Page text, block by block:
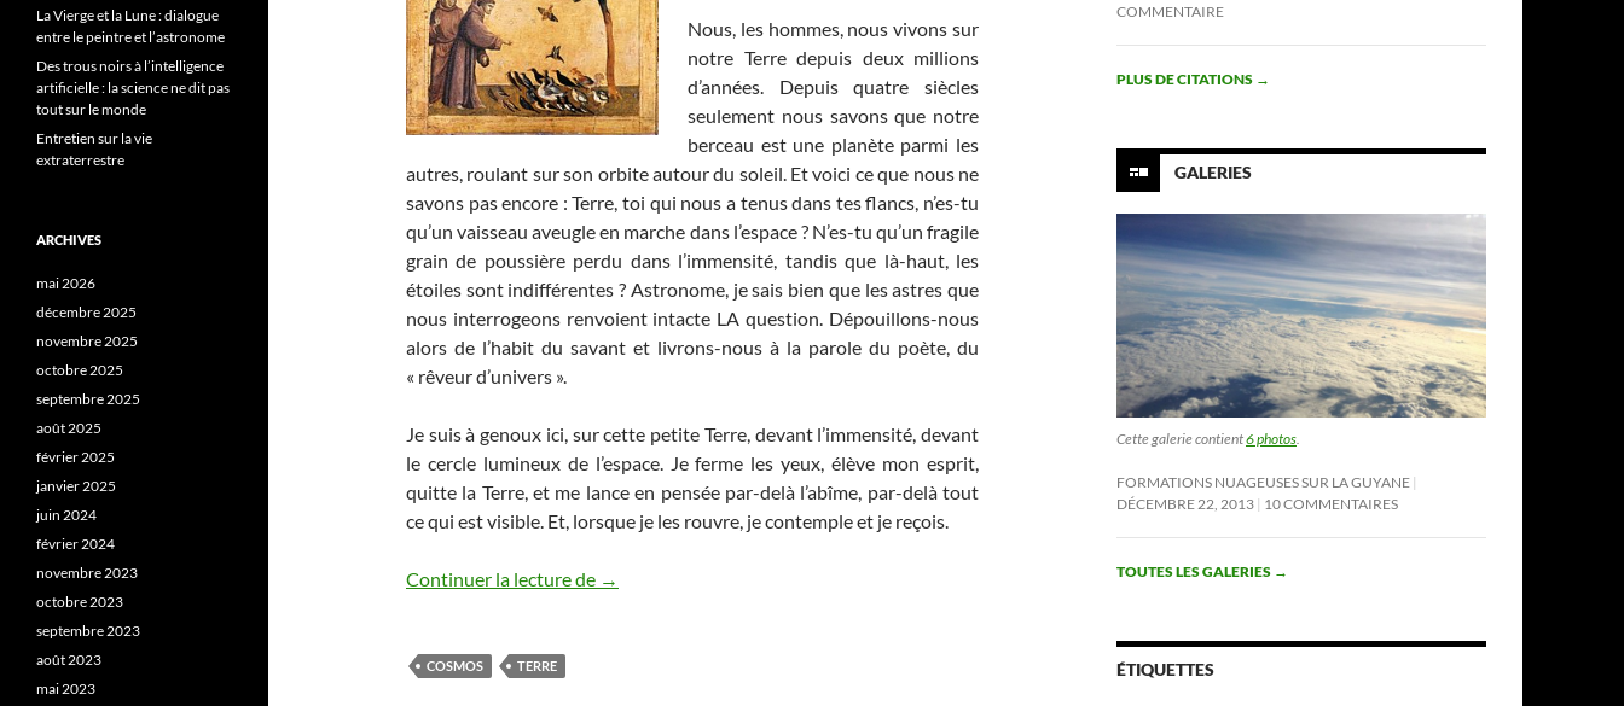
Nous, les hommes, nous vivons sur
notre Terre depuis deux millions
d’années. Depuis quatre siècles
seulement nous savons que notre
berceau est une planète parmi les
autres, roulant sur son orbite autour du soleil. Et voici ce que nous ne
savons pas encore : Terre, toi qui nous a tenus dans tes flancs, n’es-tu
qu’un vaisseau aveugle en marche dans l’espace ? N’es-tu qu’un fragile
grain de poussière perdu dans l’immensité, tandis que là-haut, les
étoiles sont indifférentes ? Astronome, je sais bien que les astres que
nous interrogeons renvoient intacte LA question. Dépouillons-nous
alors de l’habit du savant et livrons-nous à la parole du poète, du
« rêveur d’univers ».
Je suis à genoux ici, sur cette petite Terre, devant l’immensité, devant
le cercle lumineux de l’espace. Je ferme les yeux, élève mon esprit,
quitte la Terre, et me lance en pensée par-delà l’abîme, par-delà tout
ce qui est visible. Et, lorsque je les rouvre, je contemple et je reçois.
Continuer la lecture de Terre-mère
→
COSMOS TERRE
COMMENTAIRE
PLUS DE CITATIONS →
GALERIES
Cette galerie contient6 photos.
FORMATIONS NUAGEUSES SUR LA GUYANE
DÉCEMBRE 22, 2013 10 COMMENTAIRES
TOUTES LES GALERIES →
ÉTIQUETTES
La Vierge et la Lune : dialogue
entre le peintre et l’astronome
Des trous noirs à l’intelligence
artificielle : la science ne dit pas
tout sur le monde
Entretien sur la vie
extraterrestre
ARCHIVES
mai 2026
décembre 2025
novembre 2025
octobre 2025
septembre 2025
août 2025
février 2025
janvier 2025
juin 2024
février 2024
novembre 2023
octobre 2023
septembre 2023
août 2023
mai 2023